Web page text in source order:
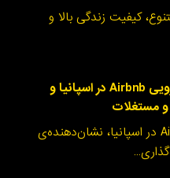
کیفیت زندگی بالا و
جریمه ۶۵ میلیون یورویی Airbnb در اسپانیا و
و مستغلات
جریمه‌ی تاریخی Airbnb در اسپانیا، نشان‌دهنده‌ی